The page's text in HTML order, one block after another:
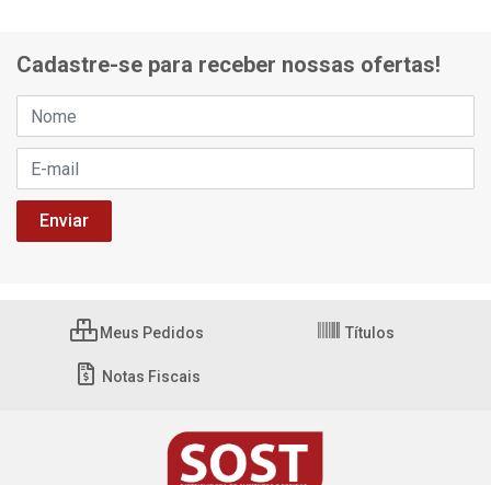
Cadastre-se para receber nossas ofertas!
Meus Pedidos Títulos
Notas Fiscais